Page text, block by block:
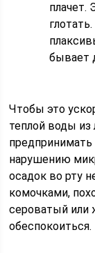
плачет.
бывает
Чтобы это
теплой воды
предпринимать
нарушению
осадок во рту
комочками,
сероватый или
обеспокоиться.